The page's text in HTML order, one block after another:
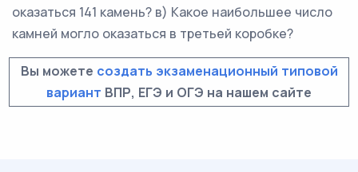
оказаться 141 камень? в) Какое наибольшее число
камней могло оказаться в третьей коробке?
Вы можете создать экзаменационный типовой
вариант ВПР, ЕГЭ и ОГЭ на нашем сайте